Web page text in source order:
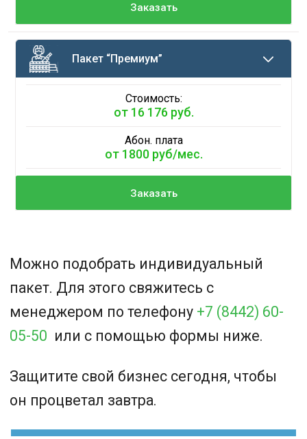
Заказать
Пакет “Премиум”
Стоимость:
от 16 176 руб.
Абон. плата
от 1800 руб/мес.
Заказать
Можно подобрать индивидуальный
пакет. Для этого свяжитесь с
менеджером по телефону +7 (8442) 60-
05-50 или с помощью формы ниже.
Защитите свой бизнес сегодня, чтобы
он процветал завтра.